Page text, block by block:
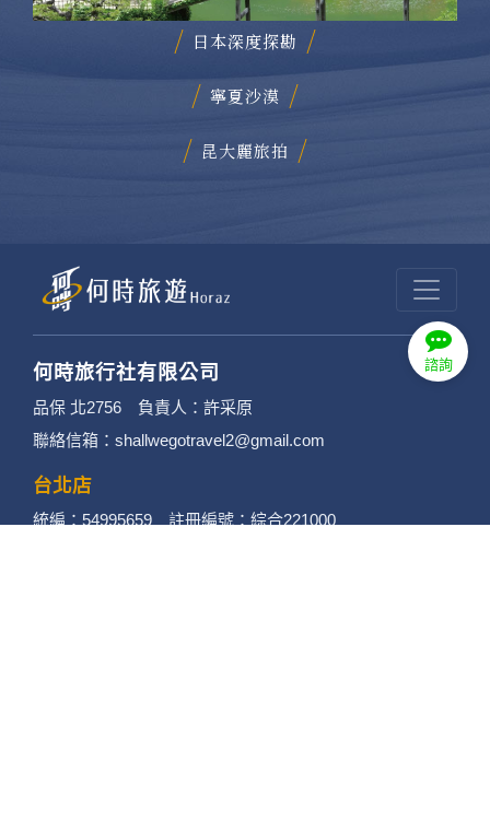
日本深度探勘
寧夏沙漠
昆大麗旅拍
諮詢
何時旅行社有限公司
品保 北2756 負責人：許采原
聯絡信箱：shallwegotravel2@gmail.com
台北店
統編：54995659 註冊編號：綜合221000